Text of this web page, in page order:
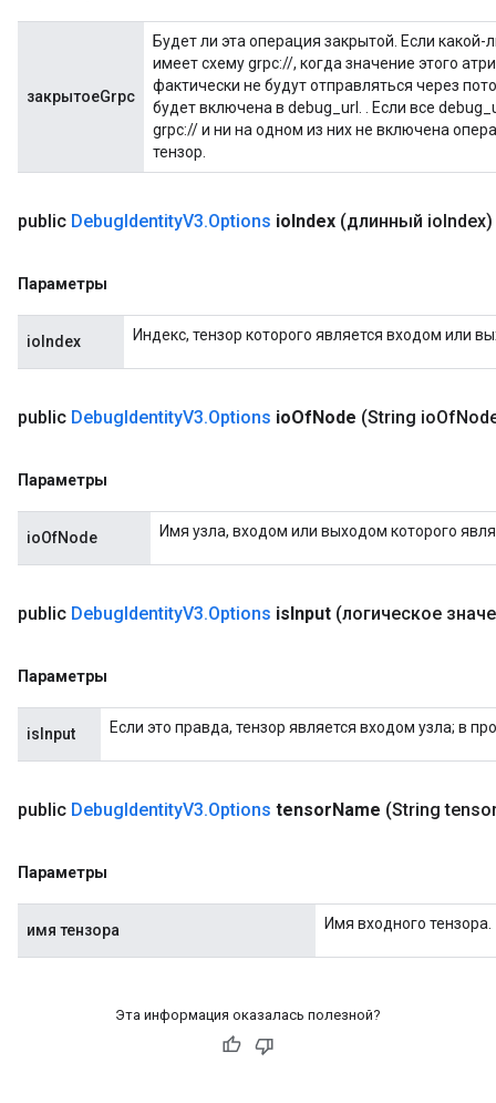
закрытоеGrpc
Будет ли эта операция закрытой. Если какой-
имеет схему grpc://, когда значение этого
фактически не будут отправляться через
будет включена в debug_url. . Если все
grpc:// и ни на одном из них не включена
тензор.
public DebugIdentityV3.Options ioIndex (длинный ioIndex)
Параметры
ioIndex Индекс, тензор которого является входом или
public DebugIdentityV3.Options ioOfNode (String ioOf
Параметры
ioOfNode Имя узла, входом или выходом которого
public DebugIdentityV3.Options isInput (логическое
Параметры
isInput Если это правда, тензор является входом узла; в
public DebugIdentityV3.Options tensorName (String
Параметры
имя тензора Имя входного тензора.
Эта информация оказалась полезной?